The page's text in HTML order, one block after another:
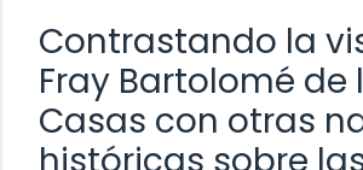
Contrastando la
Fray Bartolomé de
Casas con otras